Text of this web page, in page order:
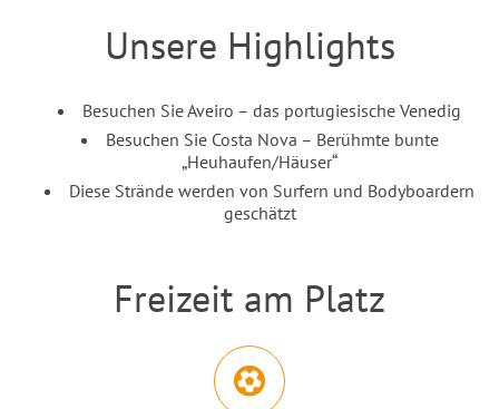
Einleitung
Unsere Highlights
Inhalt
Besuchen Sie Aveiro – das portugiesische Venedig
Besuchen Sie Costa Nova – Berühmte bunte
„Heuhaufen/Häuser“
Diese Strände werden von Surfern und Bodyboardern
geschätzt
Einleitung
Freizeit am Platz
Abschnitt für Icons und Features